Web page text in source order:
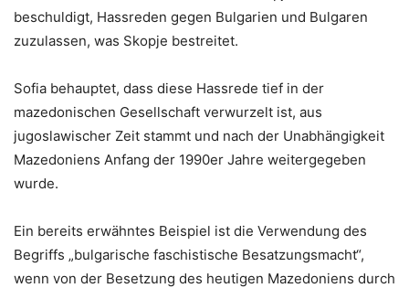
beschuldigt, Hassreden gegen Bulgarien und Bulgaren
zuzulassen, was Skopje bestreitet.
Sofia behauptet, dass diese Hassrede tief in der
mazedonischen Gesellschaft verwurzelt ist, aus
jugoslawischer Zeit stammt und nach der Unabhängigkeit
Mazedoniens Anfang der 1990er Jahre weitergegeben
wurde.
Ein bereits erwähntes Beispiel ist die Verwendung des
Begriffs „bulgarische faschistische Besatzungsmacht“,
wenn von der Besetzung des heutigen Mazedoniens durch